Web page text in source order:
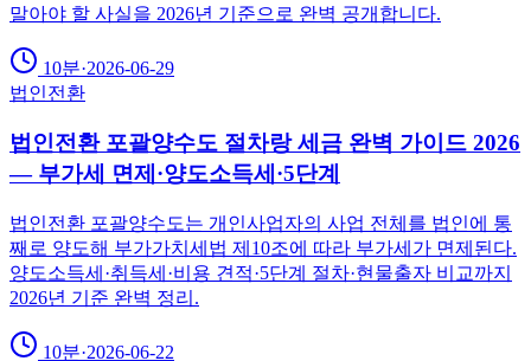
말아야 할 사실을 2026년 기준으로 완벽 공개합니다.
10분·2026-06-29
법인전환
법인전환 포괄양수도 절차랑 세금 완벽 가이드 2026
— 부가세 면제·양도소득세·5단계
법인전환 포괄양수도는 개인사업자의 사업 전체를 법인에 통
째로 양도해 부가가치세법 제10조에 따라 부가세가 면제된다.
양도소득세·취득세·비용 견적·5단계 절차·현물출자 비교까지
2026년 기준 완벽 정리.
10분·2026-06-22